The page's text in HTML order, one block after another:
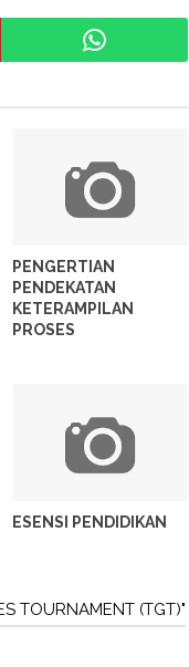
PENGERTIAN
PENDEKATAN
KETERAMPILAN
PROSES
ESENSI PENDIDIKAN
TOURNAMENT (TGT)"